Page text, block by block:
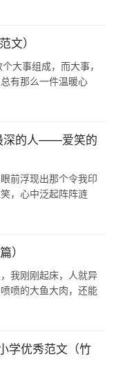
文）
事组成，而大事，
有那么一件温暖心
深的人——爱笑的
前浮现出那个令我印
，心中泛起阵阵涟
）
刚刚起床，人就异
喷的大鱼大肉，还能
学优秀范文（竹